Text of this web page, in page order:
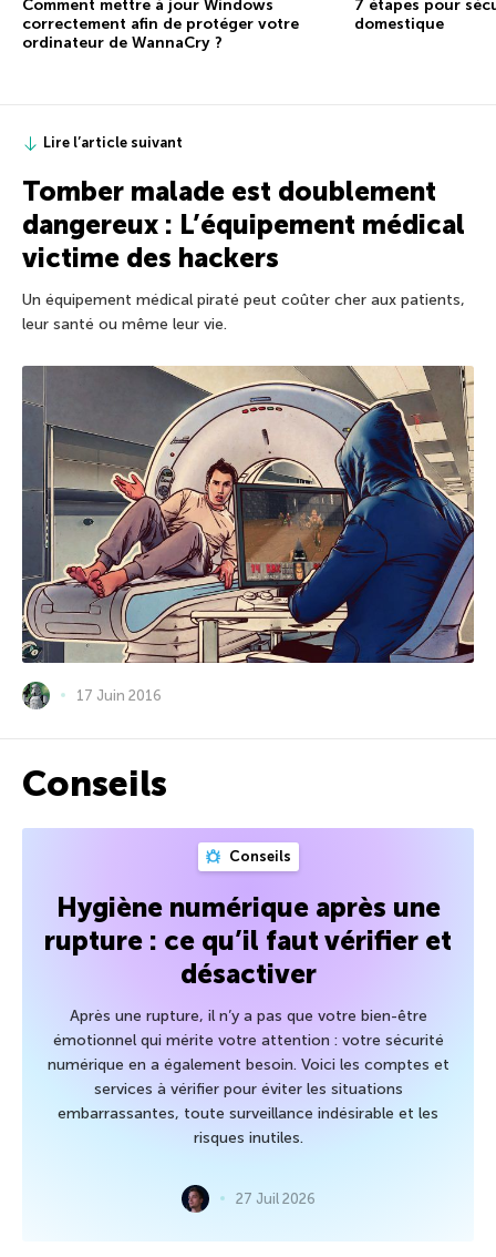
Comment mettre à jour Windows
correctement afin de protéger votre
ordinateur de WannaCry ?
7 étapes pour
domestique
Lire l’article suivant
Tomber malade est doublement
dangereux : L’équipement médical
victime des hackers
Un équipement médical piraté peut coûter cher aux patients,
leur santé ou même leur vie.
17 Juin 2016
Conseils
Conseils
Hygiène numérique après une
rupture : ce qu’il faut vérifier et
désactiver
Après une rupture, il n’y a pas que votre bien-être
émotionnel qui mérite votre attention : votre sécurité
numérique en a également besoin. Voici les comptes et
services à vérifier pour éviter les situations
embarrassantes, toute surveillance indésirable et les
risques inutiles.
27 Juil 2026